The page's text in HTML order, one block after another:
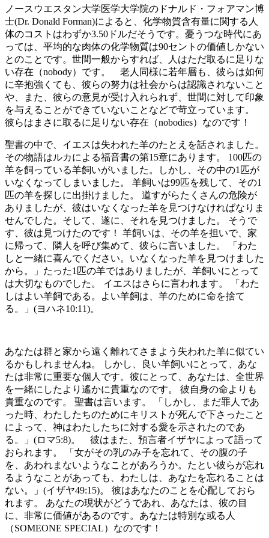
ノースウエスタン大学医学大学院のドナルド・フォアマン博
士(Dr. Donald Forman)によると、化学物質含有量に関する人
体のコストはわずか3.50ドルだそうです。憂うつな時代にあ
っては、平均的な肉体の化学物質は90セントの価値しかない
とのことです。世間一般からすれば、人はただ取るに足りな
い存在（nobody）です。 老人同様に若年層も、彼らは如何
に辛抱強くても、彼らの努力は社会からは認識されないこと
や、また、彼らの意見が受け入れられず、世間に対して印象
を与えることができていないことなどで苛立っています。
彼らはまさに取るに足りない存在（nobodies）なのです！
聖書の中で、イエスは失われた羊のたとえを話されました。
その物語はルカによる福音書の第15章にあります。 100匹の
羊を飼っている羊飼いがいました。しかし、その中の1匹が
いなくなってしまいました。 羊飼いは99匹を残して、その1
匹の羊を探しに出掛けました。 道すがらたくさんの危険が
ありましたが、彼はいなくなった羊を見つけなければなりま
せんでした。そして、遂に、それを見つけました。 そうで
す、彼は見つけたのです！ 羊飼いは、その羊を担いで、家
に帰って、隣人を呼び集めて、彼らに言いました。 「わた
しと一緒に喜んでください。いなくなった羊を見つけました
から。」たった1匹の羊ではありましたが、羊飼いにとって
は大切なものでした。 イエスはさらに言われます。 「わた
しはよい羊飼である。よい羊飼は、羊のために命を捨て
る。」(ヨハネ10:11)。
あなたは群と家から遠く離れてさまよう失われた羊に似てい
るかもしれませんね。 しかし、良い羊飼いにとって、あな
たは非常に重要な個人です。彼にとって、あなたは、全世界
を一緒にしたより遙かに貴重なのです。 彼自身の命よりも
貴重なのです。 聖書は言います。 「しかし、まだ罪人であ
った時、わたしたちのためにキリストが死んで下さったこと
によって、神はわたしたちに対する愛を示されたのであ
る。」(ロマ5:8)。 彼はまた、預言者イザヤによって語って
おられます。 「女がその乳のみ子を忘れて、その腹の子
を、あわれまないようなことがあろうか。たとい彼らが忘れ
るようなことがあっても、わたしは、あなたを忘れることは
ない。」(イザヤ49:15)。 彼はあなたのことを心配しておら
れます。 あなたの現状がどうであれ、あなたは、彼の目
に、非常に価値があるのです。あなたは特別な或る人
（SOMEONE SPECIAL）なのです！